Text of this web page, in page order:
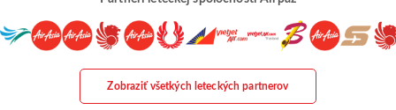
Zobraziť všetkých leteckých partnerov